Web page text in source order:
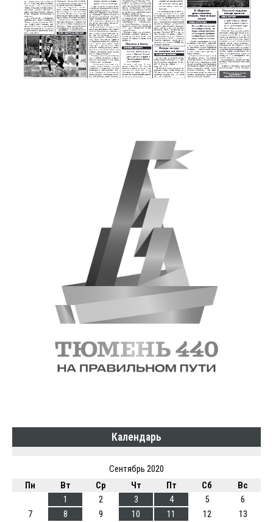
Календарь
Сентябрь 2020
Пн
Вт Ср Чт Пт Сб
Вс
1
2 3 4 5
6
7
8 9 10 11 12
13